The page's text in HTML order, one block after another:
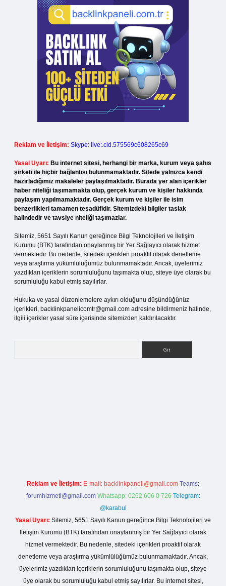
Reklam ve İletişim: Skype: live:.cid.575569c608265c69
Yasal Uyarı: Bu internet sitesi, herhangi bir marka, kurum veya şahıs
şirketi ile hiçbir bağlantısı bulunmamaktadır. Sitede yalnızca kendi
hazırladığımız makaleler paylaşılmaktadır. Burada yer alan içerikler
haber niteliği taşımamakta olup, gerçek kurum ve kişiler hakkında
paylaşım yapılmamaktadır. Gerçek kurum ve kişiler ile isim
benzerlikleri tamamen tesadüfidir. Sitemizdeki bilgiler taslak
halindedir ve tavsiye niteliği taşımazlar.
Sitemiz, 5651 Sayılı Kanun gereğince Bilgi Teknolojileri ve İletişim
Kurumu (BTK) tarafından onaylanmış bir Yer Sağlayıcı olarak hizmet
vermektedir. Bu nedenle, sitedeki içerikleri proaktif olarak denetleme
veya araştırma yükümlülüğümüz bulunmamaktadır. Ancak, üyelerimiz
yazdıkları içeriklerin sorumluluğunu taşımakta olup, siteye üye olarak bu
sorumluluğu kabul etmiş sayılırlar.
Hukuka ve yasal düzenlemelere aykırı olduğunu düşündüğünüz
içerikleri, backlinkpanelicomtr@gmail.com adresine bildirmeniz halinde,
ilgili içerikler yasal süre içerisinde sitemizden kaldırılacaktır.
Reklam ve İletişim: E-mail: backlinkpaneli@gmail.com Teams:
forumhizmeti@gmail.com Whatsapp: 0262 606 0 726 Telegram:
@karabul
Yasal Uyarı: Sitemiz, 5651 Sayılı Kanun gereğince Bilgi Teknolojileri ve
İletişim Kurumu (BTK) tarafından onaylanmış bir Yer Sağlayıcı olarak
hizmet vermektedir. Bu nedenle, sitedeki içerikleri proaktif olarak
denetleme veya araştırma yükümlülüğümüz bulunmamaktadır. Ancak,
üyelerimiz yazdıkları içeriklerin sorumluluğunu taşımakta olup, siteye
üye olarak bu sorumluluğu kabul etmiş sayılırlar. Bu internet sitesi,